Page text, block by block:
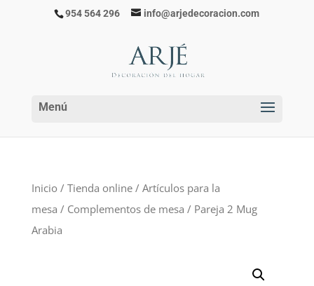
954 564 296 info@arjedecoracion.com
Inicio / Tienda online/ Artículos para la
mesa / Complementos de mesa / Pareja 2 Mug
Arabia